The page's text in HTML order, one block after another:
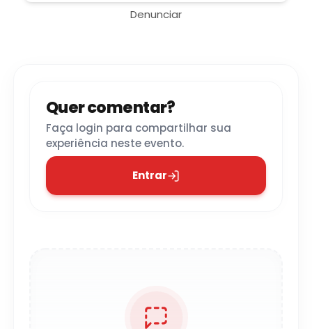
Denunciar
Quer comentar?
Faça login para compartilhar sua
experiência neste evento.
Entrar